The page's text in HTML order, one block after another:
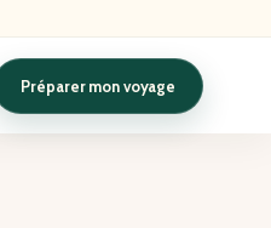
Préparer mon voyage